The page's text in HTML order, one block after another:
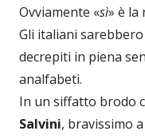
Ovviamente «sì» è la
Gli italiani
decrepiti in piena
analfabeti.
In un siffatto brodo
Salvini, bravissimo